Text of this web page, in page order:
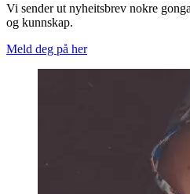
Vi sender ut nyheitsbrev nokre
og kunnskap.
Meld deg på her